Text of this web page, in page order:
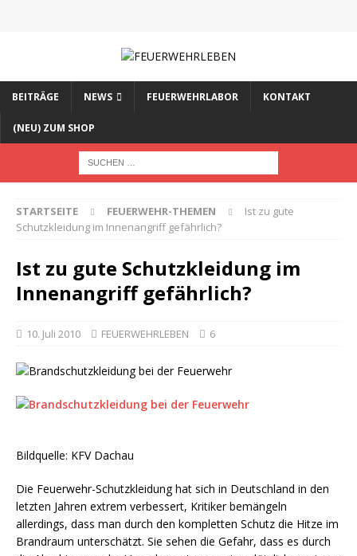
BEITRÄGE NEWS FEUERWEHRLABOR KONTAKT
(NEU) ZUM SHOP
STARTSEITE FEUERWEHR-THEMEN
Ist zu gute
Schutzkleidung im Innenangriff gefährlich?
Ist zu gute Schutzkleidung im
Innenangriff gefährlich?
10. Juli 2010 FEUERWEHRLEBEN 6
Bildquelle: KFV Dachau
Die Feuerwehr-Schutzkleidung hat sich in Deutschland in den
letzten Jahren extrem verbessert, Kritiker bemängeln
allerdings, dass man durch den kompletten Schutz die Hitze im
Brandraum unterschätzt. Sie sehen die Gefahr, dass es durch